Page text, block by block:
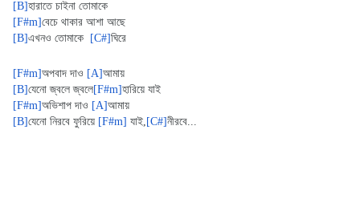
[B]হারাতে চাইনা তোমাকে
[F#m]বেচে থাকার আশা আছে
[B]এখনও তোমাকে [C#]ঘিরে
[F#m]অপবাদ দাও [A]আমায়
[B]যেনো জ্বলে জ্বলে[F#m]হারিয়ে যাই
[F#m]অভিশাপ দাও [A]আমায়
[B]যেনো নিরবে ফুরিয়ে [F#m] যাই, [C#]নীরবে...